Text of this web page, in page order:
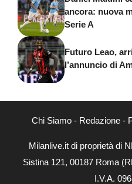
ancora: nuova
Serie A
Futuro Leao,
l’annuncio di
Chi Siamo- Redazione-
Milanlive.it di proprietà di
Sistina 121, 00187 Roma
I.V.A.